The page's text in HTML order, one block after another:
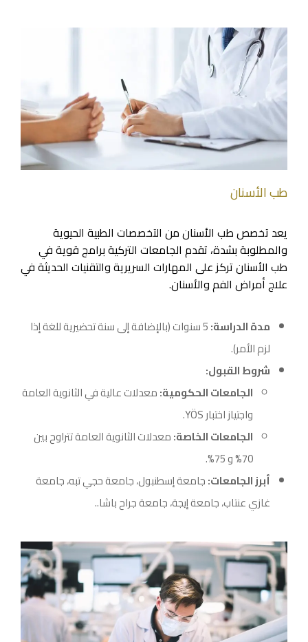
طب الأسنان
يعد تخصص طب الأسنان من التخصصات الطبية الحيوية
والمطلوبة بشدة، تقدم الجامعات التركية برامج قوية في
طب الأسنان تركز على المهارات السريرية والتقنيات الحديثة في
علاج أمراض الفم والأسنان.
مدة الدراسة: 5 سنوات (بالإضافة إلى سنة تحضيرية للغة إذا
لزم الأمر).
شروط القبول:
الجامعات الحكومية:معدلات عالية في الثانوية العامة
واجتياز اختبار YÖS.
الجامعات الخاصة:معدلات الثانوية العامة تتراوح بين
70% و 75%.
أبرز الجامعات:جامعة إسطنبول، جامعة حجي تبه، جامعة
غازي عنتاب، جامعة إيجة، جامعة جراح باشا..